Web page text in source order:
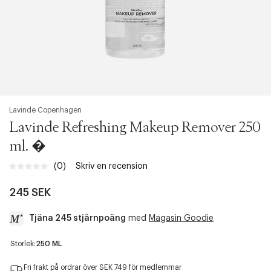
Lavinde Copenhagen
Lavinde Refreshing Makeup Remover 250
ml. �
Inget
sida.
(0) Skriv en recension
245 SEK
Tjäna 245 stjärnpoäng med Magasin Goodie
a
c
Storlek:250 ML
Fri frakt på ordrar över SEK 749 för medlemmar